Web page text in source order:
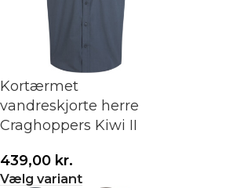
Kortærmet
vandreskjorte herre
Craghoppers Kiwi II
439,00 kr.
Vælg variant